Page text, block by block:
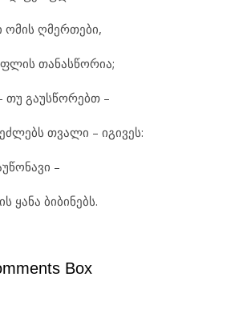
ომის ღმერთები,
ფლის თანასწორია;
თუ გაუსწორებთ –
ლებს თვალი – იგივეს:
ონავი –
ყანა ბიბინებს.
Box